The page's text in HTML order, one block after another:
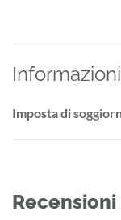
Imposta di